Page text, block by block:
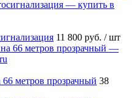
11 800 руб. / шт
метров прозрачный 38